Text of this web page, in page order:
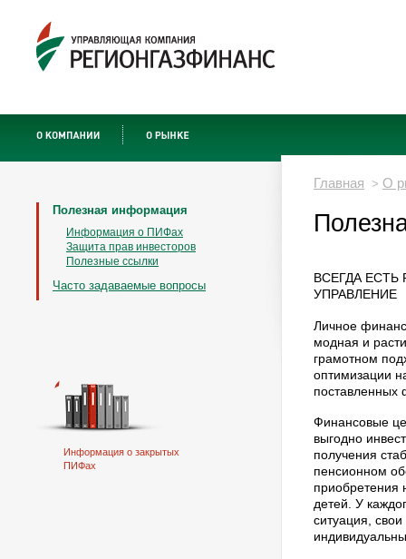
Полезная информация
Информация о ПИФах
Защита прав инвесторов
Полезные ссылки
Часто задаваемые вопросы
Информация о закрытых
ПИФах
Главная > О
ВСЕГДА
УПРАВЛЕНИЕ
Личное
модная и
грамотном
оптимизации
поставленных
Финансовые
выгодно
получения
пенсионном
приобретения
детей. У
ситуация,